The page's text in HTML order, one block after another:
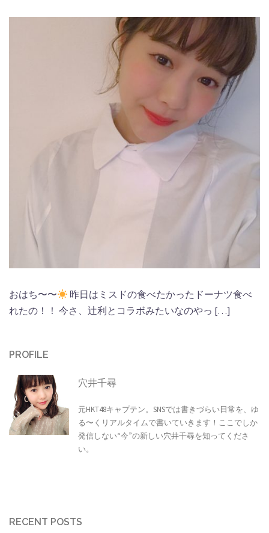
おはち〜〜
昨日はミスドの食べたかったドーナツ食べ
れたの！！ 今さ、辻利とコラボみたいなのやっ […]
PROFILE
穴井千尋
元HKT48キャプテン。SNSでは書きづらい日常を、ゆ
る〜くリアルタイムで書いていきます！ここでしか
発信しない“今”の新しい穴井千尋を知ってくださ
い。
RECENT POSTS